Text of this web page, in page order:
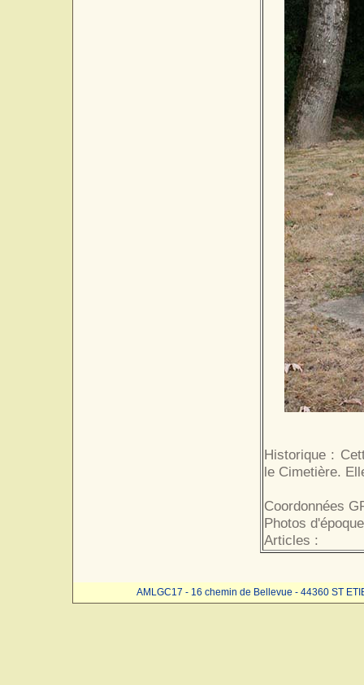
Historique :
le Cimetière.
Coordonnées
Photos
Articles :
AMLGC17 - 16 chemin de Bellevue - 44360 ST